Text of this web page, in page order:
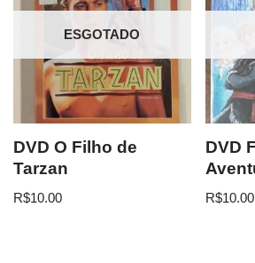
ESGOTADO
DVD O Filho de
Tarzan
R$10.00
DVD
R$10.00